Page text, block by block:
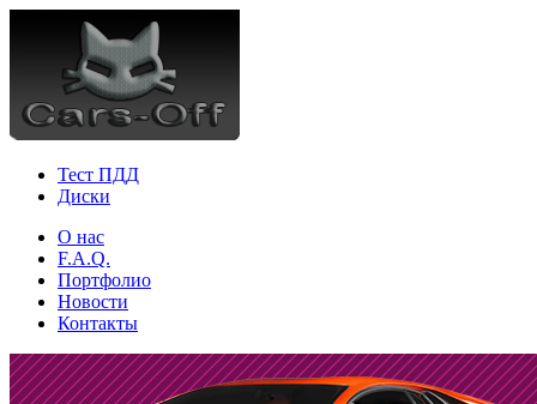
Тест ПДД
Диски
О нас
F.A.Q.
Портфолио
Новости
Контакты